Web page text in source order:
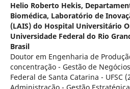
Helio Roberto Hekis,
Biomédica, Laboratório de
(LAIS) do Hospital Universitário
Universidade Federal do Rio
Brasil
Doutor em Engenharia de
concentração - Gestão de
Federal de Santa Catarina - UFSC